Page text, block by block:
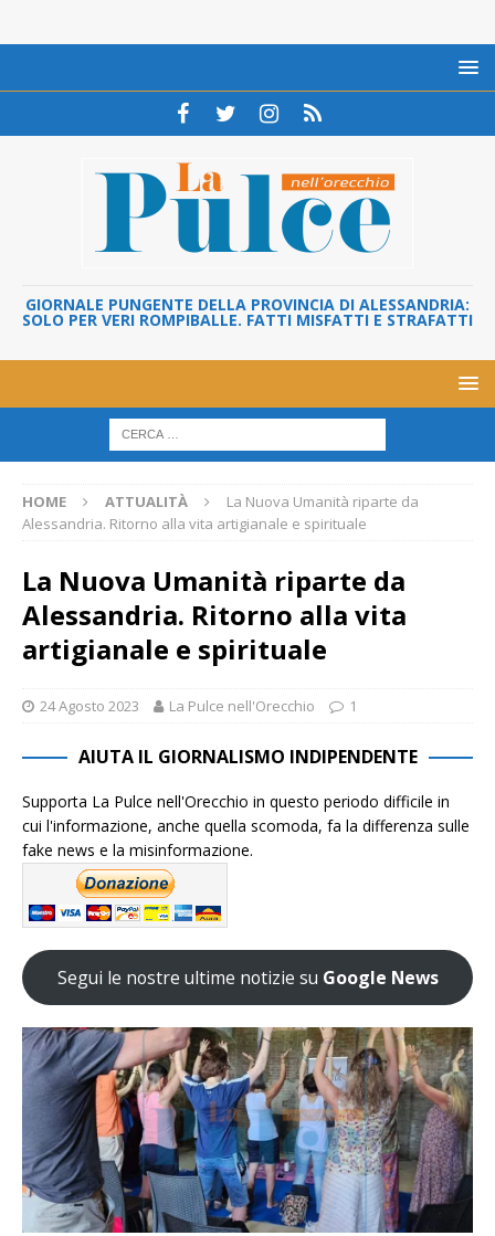
GIORNALE PUNGENTE DELLA PROVINCIA DI ALESSANDRIA:
SOLO PER VERI ROMPIBALLE. FATTI MISFATTI E STRAFATTI
HOME ATTUALITÀ
La Nuova Umanità riparte da
Alessandria. Ritorno alla vita artigianale e spirituale
La Nuova Umanità riparte da
Alessandria. Ritorno alla vita
artigianale e spirituale
24 Agosto 2023 La Pulce nell'Orecchio 1
AIUTA IL GIORNALISMO INDIPENDENTE
Supporta La Pulce nell'Orecchio in questo periodo difficile in
cui l'informazione, anche quella scomoda, fa la differenza sulle
fake news e la misinformazione.
Segui le nostre ultime notizie su Google News